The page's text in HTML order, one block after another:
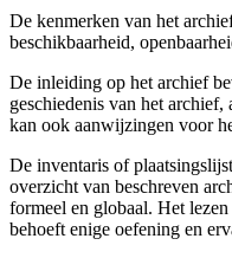
De kenmerken van het
beschikbaarheid,
De inleiding op het archief
geschiedenis van het
kan ook aanwijzingen voor
De inventaris of
overzicht van beschreven
formeel en globaal. Het
behoeft enige oefening en